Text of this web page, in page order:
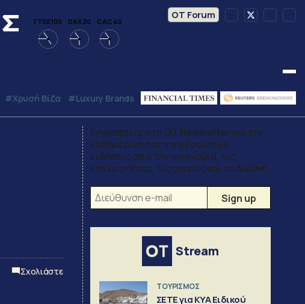
FTSE 100 DAX 30 CAC 40
OT Forum
#Χρυσή Βίζα #luxury Brands
Σχολιάστε
Εγγραφείτε στο OT Newsletter για την
καθημερινή σας ενημέρωση με
ειδήσεις από την οικονομία, τις
επιχειρήσεις, τις αγορές και τα διεθνή.
Stream
ΤΟΥΡΙΣΜΟΣ
ΣΕΤΕ για ΚΥΑ Ειδικού